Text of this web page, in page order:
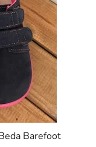
Barefoot